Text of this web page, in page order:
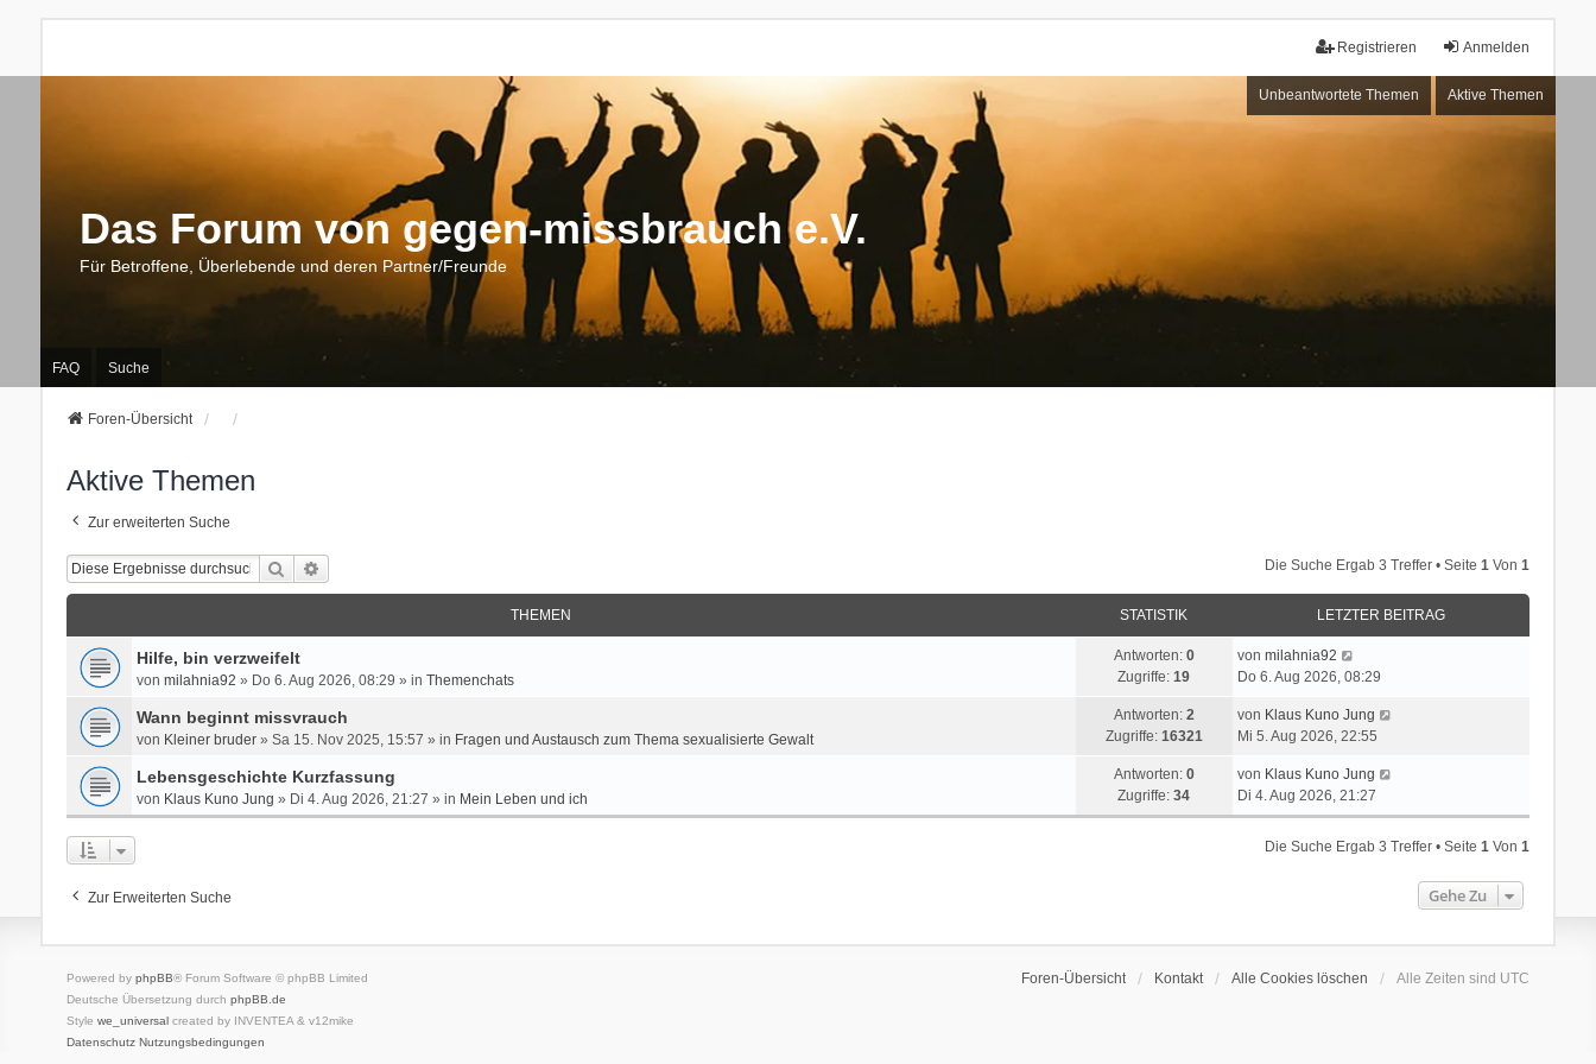
Anmelden
Registrieren
Unbeantwortete Themen Aktive Themen
Das Forum von gegen-missbrauch e.V.
Für Betroffene, Überlebende und deren Partner/Freunde
FAQ Suche
Foren-Übersicht
Aktive Themen
Zur erweiterten Suche
Suche Die Suche Ergab 3 Treffer • Seite1 Von1
THEMEN STATISTIK LETZTER BEITRAG
Hilfe, bin verzweifelt
von milahnia92 » Do 6. Aug 2026, 08:29 » in Themenchats
Antworten: 0
Zugriffe:19
von milahnia92
Do 6. Aug 2026, 08:29
Wann beginnt missvrauch
von Kleiner bruder» Sa 15. Nov 2025, 15:57 » in Fragen und Austausch zum Thema sexualisierte Gewalt
Antworten: 2
Zugriffe: 16321
von Klaus Kuno Jung
Mi 5. Aug 2026, 22:55
Lebensgeschichte Kurzfassung
von Klaus Kuno Jung » Di 4. Aug 2026, 21:27 » in Mein Leben und ich
Antworten: 0
Zugriffe:34
von Klaus Kuno Jung
Di 4. Aug 2026, 21:27
Die Suche Ergab 3 Treffer • Seite1 Von1
Zur Erweiterten Suche Gehe Zu
Foren-Übersicht Kontakt Alle Cookies löschen Alle Zeiten sind UTC
Powered by phpBB® Forum Software © phpBB Limited
Deutsche Übersetzung durch phpBB.de
Style we_universalcreated by INVENTEA & v12mike
Datenschutz Nutzungsbedingungen